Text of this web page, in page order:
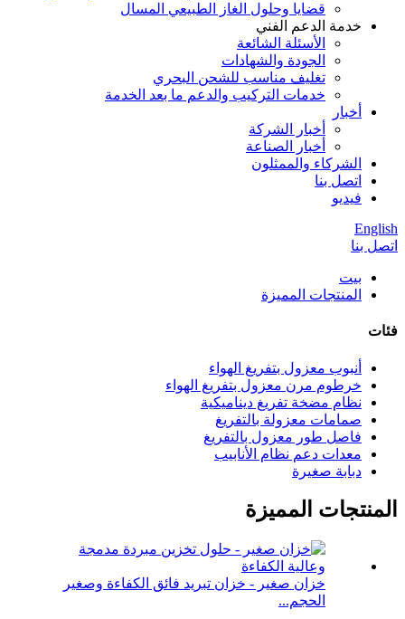
قضايا وحلول الغاز الطبيعي المسال
خدمة الدعم الفني
الأسئلة الشائعة
الجودة والشهادات
تغليف مناسب للشحن البحري
خدمات التركيب والدعم ما بعد الخدمة
أخبار
أخبار الشركة
أخبار الصناعة
الشركاء والممثلون
اتصل بنا
فيديو
English
اتصل بنا
بيت
المنتجات المميزة
فئات
أنبوب معزول بتفريغ الهواء
خرطوم مرن معزول بتفريغ الهواء
نظام مضخة تفريغ ديناميكية
صمامات معزولة بالتفريغ
فاصل طور معزول بالتفريغ
معدات دعم نظام الأنابيب
دبابة صغيرة
المنتجات المميزة
خزان صغير - خزان تبريد فائق الكفاءة وصغير
الحجم...